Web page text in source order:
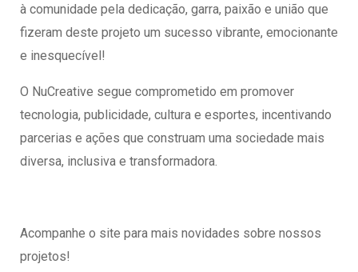
à comunidade pela dedicação, garra, paixão e união que
fizeram deste projeto um sucesso vibrante, emocionante
e inesquecível!
O NuCreative segue comprometido em promover
tecnologia, publicidade, cultura e esportes, incentivando
parcerias e ações que construam uma sociedade mais
diversa, inclusiva e transformadora.
Acompanhe o site para mais novidades sobre nossos
projetos!